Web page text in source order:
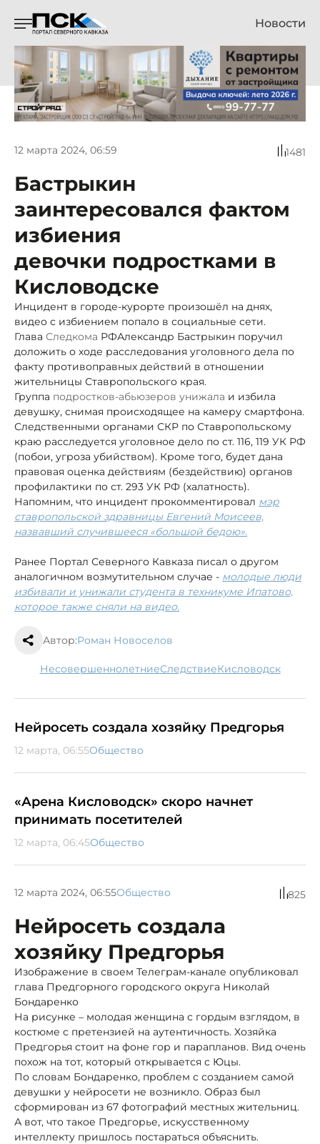
Новости
12 марта 2024, 06:59 1481
Бастрыкин
заинтересовался фактом
избиения
девочки подростками в
Кисловодске
Инцидент в городе-курорте произошёл на днях,
видео с избиением попало в социальные сети.
Глава Следкома РФАлександр Бастрыкин поручил
доложить о ходе расследования уголовного дела по
факту противоправных действий в отношении
жительницы Ставропольского края.
Группа подростков-абьюзеров унижала и избила
девушку, снимая происходящее на камеру смартфона.
Следственными органами СКР по Ставропольскому
краю расследуется уголовное дело по ст. 116, 119 УК РФ
(побои, угроза убийством). Кроме того, будет дана
правовая оценка действиям (бездействию) органов
профилактики по ст. 293 УК РФ (халатность).
Напомним, что инцидент прокомментировал мэр
ставропольской здравницы Евгений Моисеев,
назвавший случившееся «большой бедою».
Ранее Портал Северного Кавказа писал о другом
аналогичном возмутительном случае - молодые люди
избивали и унижали студента в техникуме Ипатово,
которое также сняли на видео.
Автор:Роман Новоселов
несовершеннолетние следствие Кисловодск
Нейросеть создала хозяйку Предгорья
12 марта, 06:55Общество
«Арена Кисловодск» скоро начнет
принимать посетителей
12 марта, 06:45Общество
12 марта 2024, 06:55Общество 825
Нейросеть создала
хозяйку Предгорья
Изображение в своем Телеграм-канале опубликовал
глава Предгорного городского округа Николай
Бондаренко
На рисунке – молодая женщина с гордым взглядом, в
костюме с претензией на аутентичность. Хозяйка
Предгорья стоит на фоне гор и парапланов. Вид очень
похож на тот, который открывается с Юцы.
По словам Бондаренко, проблем с созданием самой
девушки у нейросети не возникло. Образ был
сформирован из 67 фотографий местных жительниц.
А вот, что такое Предгорье, искусственному
интеллекту пришлось постараться объяснить.